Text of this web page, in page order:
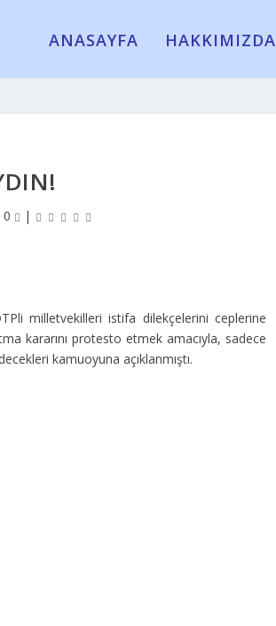
ANASAYFA HAKKIMIZDA
0 |
milletvekilleri istifa dilekçelerini ceplerine
kararını protesto etmek amacıyla, sadece
kamuoyuna açıklanmıştı.